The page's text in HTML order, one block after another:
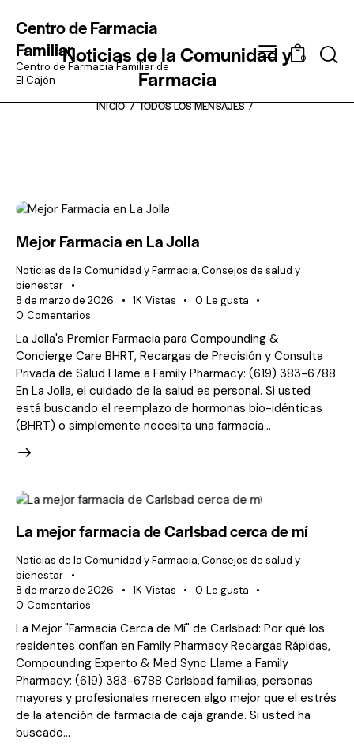
Centro de Farmacia
Familiar
Centro de Farmacia Familiar de
El Cajón
0
Noticias de la Comunidad y
Farmacia
INICIO TODOS LOS MENSAJES
Mejor Farmacia en La Jolla
Noticias de la Comunidad y Farmacia,Consejos de salud y
bienestar
8 de marzo de 2026
1K Vistas 0 Le gusta
0 Comentarios
La Jolla's Premier Farmacia para Compounding &
Concierge Care BHRT, Recargas de Precisión y Consulta
Privada de Salud Llame a Family Pharmacy: (619) 383-6788
En La Jolla, el cuidado de la salud es personal. Si usted
está buscando el reemplazo de hormonas bio-idénticas
(BHRT) o simplemente necesita una farmacia...
La mejor farmacia de Carlsbad cerca de mí
Noticias de la Comunidad y Farmacia,Consejos de salud y
bienestar
8 de marzo de 2026
1K Vistas 0 Le gusta
0 Comentarios
La Mejor "Farmacia Cerca de Mí" de Carlsbad: Por qué los
residentes confían en Family Pharmacy Recargas Rápidas,
Compounding Experto & Med Sync Llame a Family
Pharmacy: (619) 383-6788 Carlsbad familias, personas
mayores y profesionales merecen algo mejor que el estrés
de la atención de farmacia de caja grande. Si usted ha
buscado...